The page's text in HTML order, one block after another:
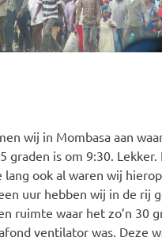
wij in Mombasa aan
graden is om 9:30. Lekker.
lang ook al waren wij
uur hebben wij in de rij
ruimte waar het zo’n 30
ventilator was. Deze